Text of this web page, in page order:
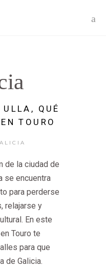
QUÉ
TOURO
de la ciudad de
se encuentra
para perderse
relajarse y
En este
Touro te
para que
de Galicia.